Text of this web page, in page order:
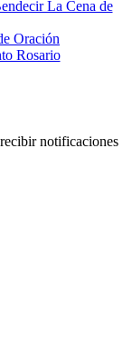
notificaciones